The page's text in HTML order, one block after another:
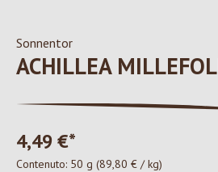
Sonnentor
ACHILLEA
4,49 €*
Contenuto: 50 g (89,80 € / kg)